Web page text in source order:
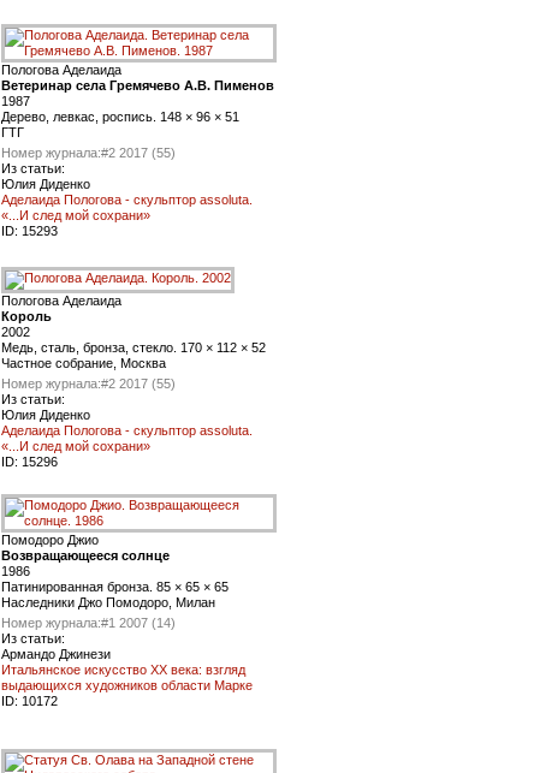
Пологова Аделаида
Ветеринар села Гремячево А.В. Пименов
1987
Дерево, левкас, роспись. 148 × 96 × 51
ГТГ
Номер журнала:#2 2017 (55)
Из статьи:
Юлия Диденко
Аделаида Пологова - скульптор assoluta.
«...И след мой сохрани»
ID: 15293
Пологова Аделаида
Король
2002
Медь, сталь, бронза, стекло. 170 × 112 × 52
Частное собрание, Москва
Номер журнала:#2 2017 (55)
Из статьи:
Юлия Диденко
Аделаида Пологова - скульптор assoluta.
«...И след мой сохрани»
ID: 15296
Помодоро Джио
Возвращающееся солнце
1986
Патинированная бронза. 85 × 65 × 65
Наследники Джо Помодоро, Милан
Номер журнала:#1 2007 (14)
Из статьи:
Армандо Джинези
Итальянское искусство ХХ века: взгляд
выдающихся художников области Марке
ID: 10172